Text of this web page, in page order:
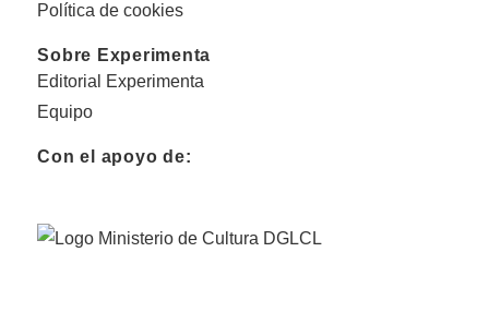
Política de cookies
Sobre Experimenta
Editorial Experimenta
Equipo
Con el apoyo de: